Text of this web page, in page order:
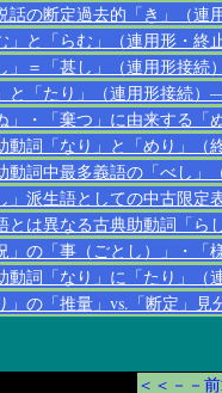
の断定過去的「き」（連
と「らむ」（連用形・終
」＝「甚し」（連用形接続
と「たり」（連用形接続）
・「棄つ」に由来する「
詞「なり」と「めり」（
詞中最多義語の「べし」
派生語としての中古限
は異なる古典助動詞「ら
の「事（ごとし）」・
詞「なり」に「たり」（
の「推量」vs.「断定」
＜＜－－